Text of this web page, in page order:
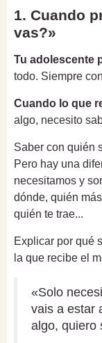
1. Cuando
vas?»
Tu adolescente
todo. Siempre
Cuando lo que
algo, necesito
Saber con quién
Pero hay una
necesitamos y
dónde, quién
quién te trae...
Explicar por qué
la que recibe el
«Solo
vais a estar
algo, quiero